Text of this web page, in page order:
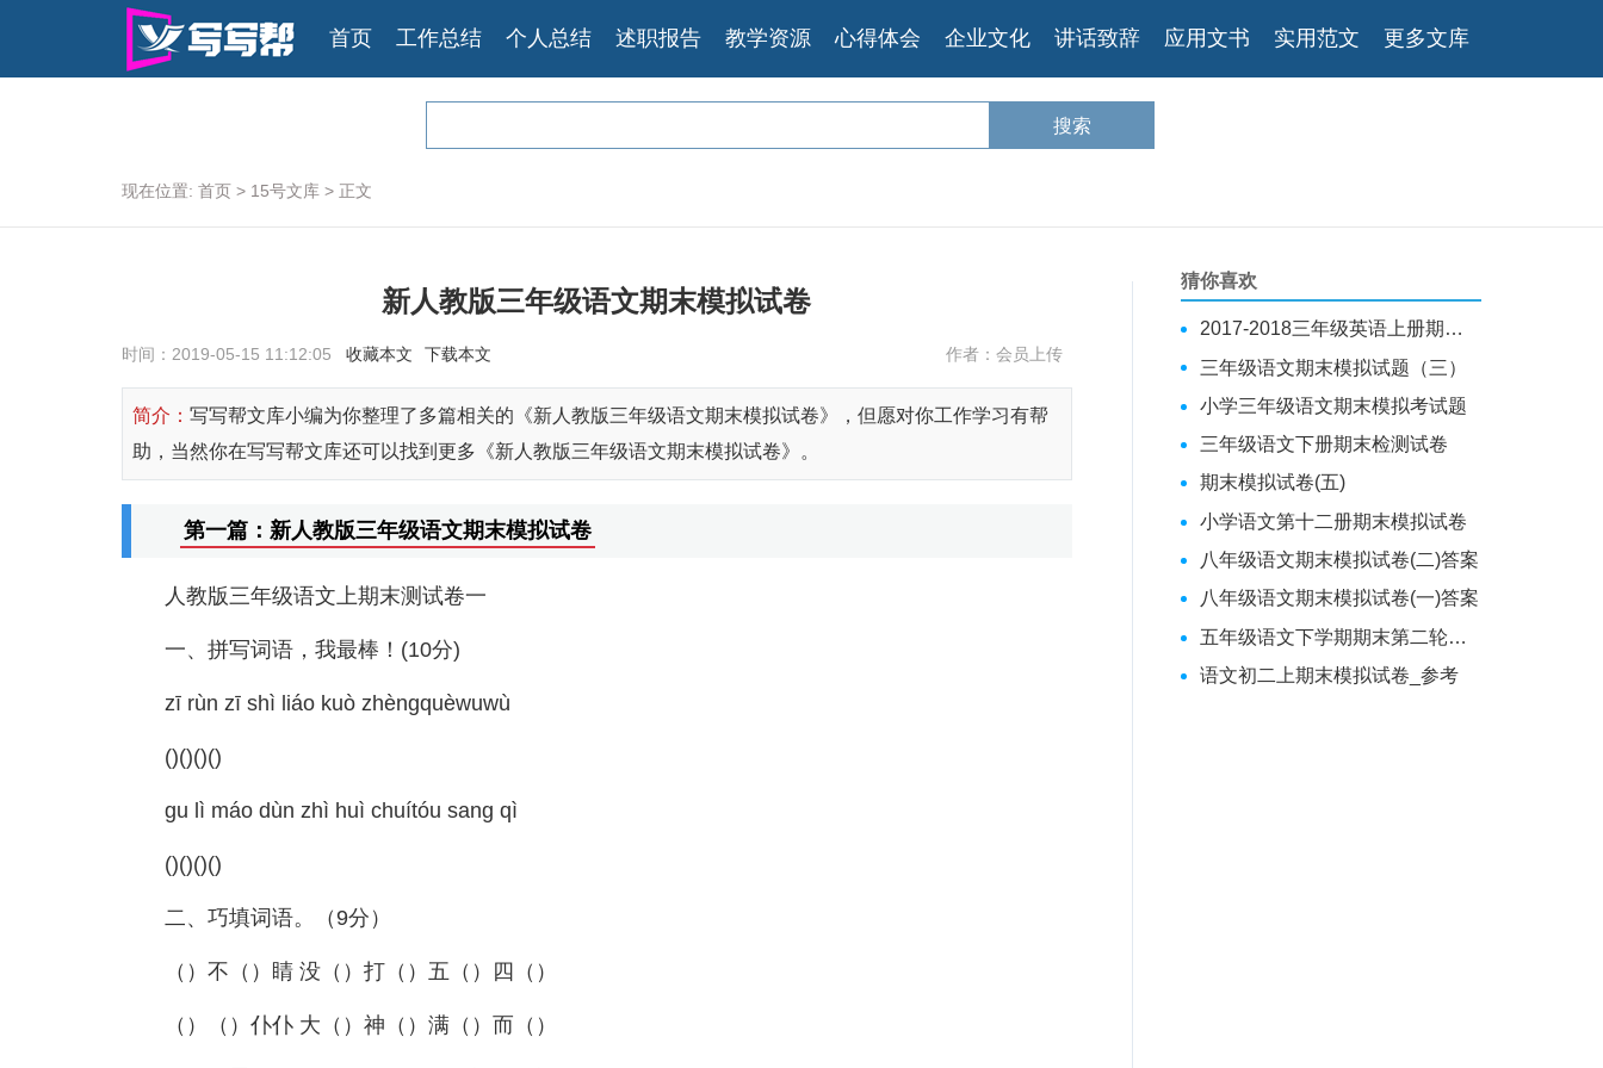
首页 工作总结 个人总结 述职报告 教学资源 心得体会 企业文化 讲话致辞 应用文书 实用范文 更多文库
现在位置: 首页 > 15号文库 > 正文
新人教版三年级语文期末模拟试卷
时间：2019-05-15 11:12:05 收藏本文 下载本文 作者：会员上传
简介： 写写帮文库小编为你整理了多篇相关的《新人教版三年级语文期末模拟试卷》，但愿对你工作学习有帮
助，当然你在写写帮文库还可以找到更多《新人教版三年级语文期末模拟试卷》。
第一篇：新人教版三年级语文期末模拟试卷
人教版三年级语文上期末测试卷一
一、拼写词语，我最棒！(10分)
zī rùn zī shì liáo kuò zhèngquèwuwù
()()()()
gu lì máo dùn zhì huì chuítóu sang qì
()()()()
二、巧填词语。（9分）
（）不（）睛 没（）打（）五（）四（）
（）（）仆仆 大（）神（）满（）而（）
猜你喜欢
2017-2018三年级英语上册期末模拟试卷
三年级语文期末模拟试题（三）
小学三年级语文期末模拟考试题
三年级语文下册期末检测试卷
期末模拟试卷(五)
小学语文第十二册期末模拟试卷
八年级语文期末模拟试卷(二)答案
八年级语文期末模拟试卷(一)答案
五年级语文下学期期末第二轮模拟试卷
语文初二上期末模拟试卷_参考